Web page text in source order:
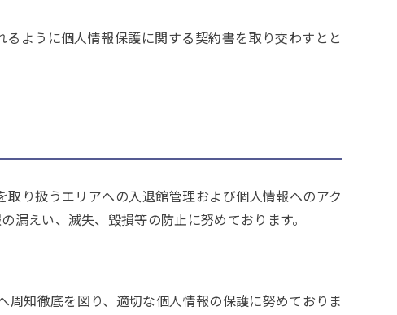
ように個人情報保護に関する契約書を取り交わすとと
り扱うエリアへの入退館管理および個人情報へのアク
えい、滅失、毀損等の防止に努めております。
知徹底を図り、適切な個人情報の保護に努めておりま